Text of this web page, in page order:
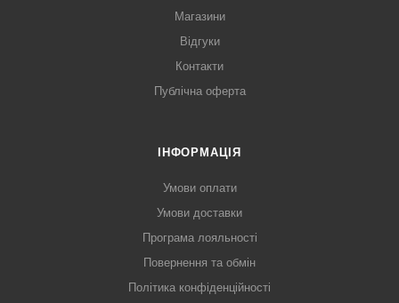
Магазини
Відгуки
Контакти
Публічна оферта
ІНФОРМАЦІЯ
Умови оплати
Умови доставки
Програма лояльності
Повернення та обмін
Політика конфіденційності